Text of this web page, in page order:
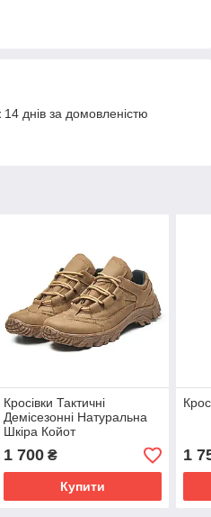
днів за домовленістю
Кросівки Тактичні
Демісезонні Натуральна
Шкіра Койот
1 700₴
Купити
1